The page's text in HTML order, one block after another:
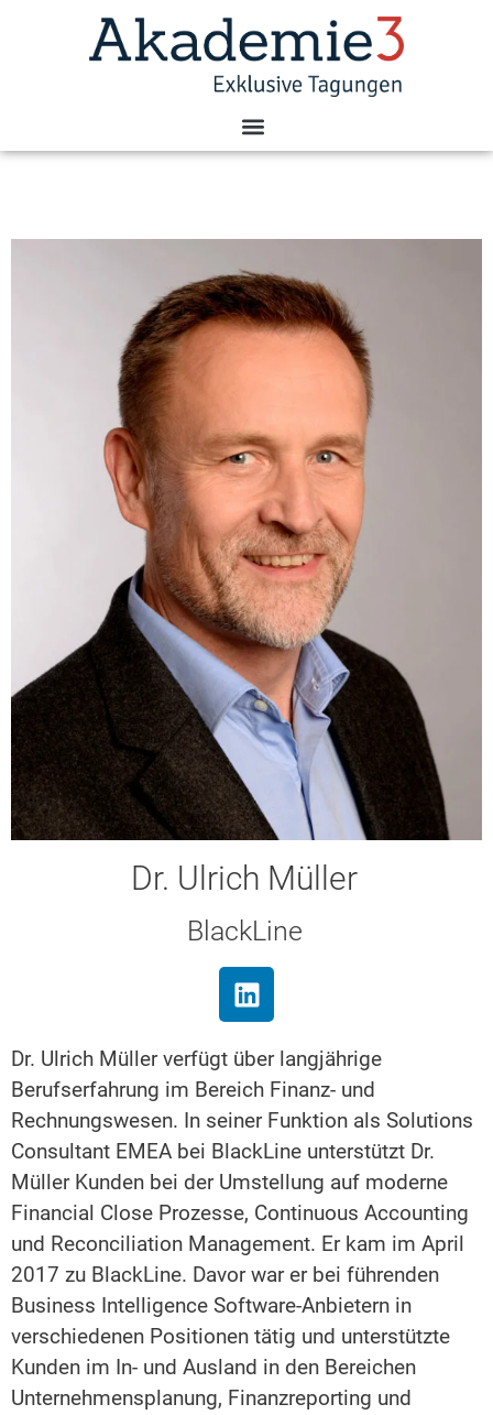
Dr. Ulrich Müller
BlackLine
Dr. Ulrich Müller verfügt über langjährige
Berufserfahrung im Bereich Finanz- und
Rechnungswesen. In seiner Funktion als Solutions
Consultant EMEA bei BlackLine unterstützt Dr.
Müller Kunden bei der Umstellung auf moderne
Financial Close Prozesse, Continuous Accounting
und Reconciliation Management. Er kam im April
2017 zu BlackLine. Davor war er bei führenden
Business Intelligence Software-Anbietern in
verschiedenen Positionen tätig und unterstützte
Kunden im In- und Ausland in den Bereichen
Unternehmensplanung, Finanzreporting und